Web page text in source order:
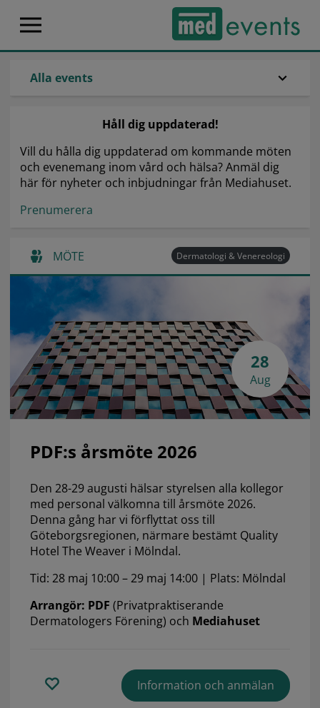
MÖTE Dermatologi & Venereologi
28
Aug
PDF:s årsmöte 2026
Den 28-29 augusti hälsar styrelsen alla kollegor
med personal välkomna till årsmöte 2026.
Denna gång har vi förflyttat oss till
Göteborgsregionen, närmare bestämt Quality
Hotel The Weaver i Mölndal.
Tid: 28 maj 10:00 – 29 maj 14:00 | Plats: Mölndal
Arrangör: PDF (Privatpraktiserande
Dermatologers Förening) och Mediahuset
Information och anmälan
Alla events
Håll dig uppdaterad!
Vill du hålla dig uppdaterad om kommande möten
och evenemang inom vård och hälsa? Anmäl dig
här för nyheter och inbjudningar från Mediahuset.
Prenumerera